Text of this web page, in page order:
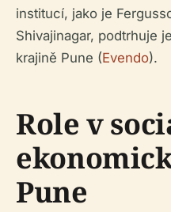
institucí, jako je
Shivajinagar, podtrhuje
krajině Pune (Evendo).
Role v
Pune